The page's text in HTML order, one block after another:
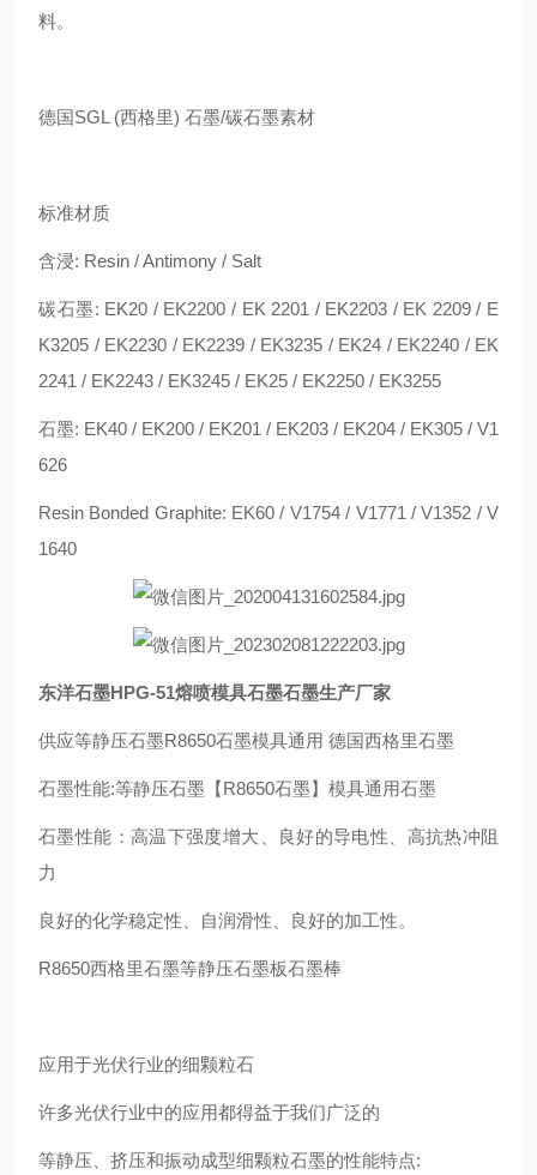
料。
德国SGL (西格里) 石墨/碳石墨素材
标准材质
含浸: Resin / Antimony / Salt
碳石墨: EK20 / EK2200 / EK 2201 / EK2203 / EK 2209 / E
K3205 / EK2230 / EK2239 / EK3235 / EK24 / EK2240 / EK
2241 / EK2243 / EK3245 / EK25 / EK2250 / EK3255
石墨: EK40 / EK200 / EK201 / EK203 / EK204 / EK305 / V1
626
Resin Bonded Graphite: EK60 / V1754 / V1771 / V1352 / V
1640
东洋石墨HPG-51熔喷模具石墨石墨生产厂家
供应等静压石墨R8650石墨模具通用 德国西格里石墨
石墨性能:等静压石墨【R8650石墨】模具通用石墨
石墨性能：高温下强度增大、良好的导电性、高抗热冲阻
力
良好的化学稳定性、自润滑性、良好的加工性。
R8650西格里石墨等静压石墨板石墨棒
应用于光伏行业的细颗粒石
许多光伏行业中的应用都得益于我们广泛的
等静压、挤压和振动成型细颗粒石墨的性能特点: